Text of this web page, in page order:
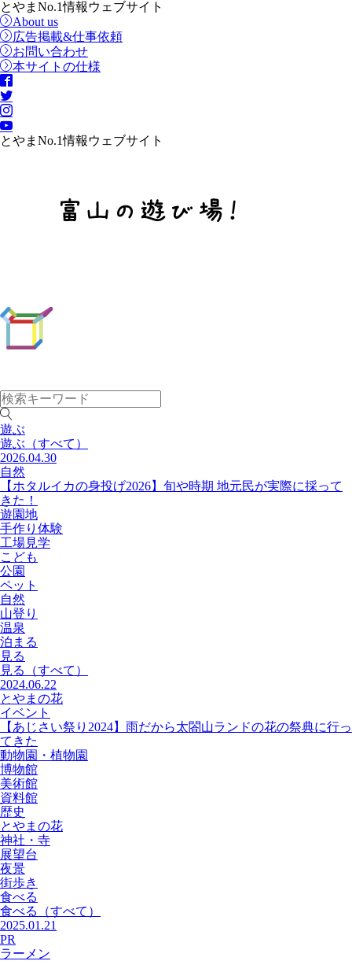
とやまNo.1情報ウェブサイト
About us
広告掲載&仕事依頼
お問い合わせ
本サイトの仕様
とやまNo.1情報ウェブサイト
遊ぶ
遊ぶ （すべて）
2026.04.30
自然
【ホタルイカの身投げ2026】旬や時期 地元民が実際に採って
きた！
遊園地
手作り体験
工場見学
こども
公園
ペット
自然
山登り
温泉
泊まる
見る
見る
（すべて）
2024.06.22
とやまの花
イベント
【あじさい祭り2024】雨だから太閤山ランドの花の祭典に行っ
てきた
動物園・植物園
博物館
美術館
資料館
歴史
とやまの花
神社・寺
展望台
夜景
街歩き
食べる
食べる
（すべて）
2025.01.21
PR
ラーメン